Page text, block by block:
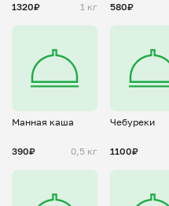
1320₽
1 кг
580₽
Манная каша
390₽ 0,5 кг
Чебуреки
1100₽